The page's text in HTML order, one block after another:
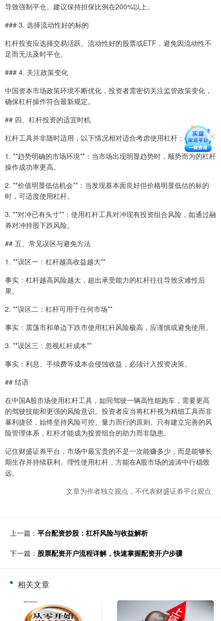
导致强制平仓。建议保持担保比例在200%以上。
### 3. 选择流动性好的标的
杠杆投资应选择交易活跃、流动性好的股票或ETF，避免因流动性不
足而无法及时平仓。
### 4. 关注政策变化
中国资本市场政策环境不断优化，投资者需密切关注监管政策变化，
确保杠杆操作符合最新规定。
## 四、杠杆投资的适宜时机
杠杆工具并非随时适用，以下情况相对适合考虑使用杠杆：
1. **趋势明确的市场环境**：当市场出现明显趋势时，顺势而为的杠杆
操作成功率更高。
2. **价值明显低估机会**：当发现基本面良好但价格明显低估的标的
时，可适度使用杠杆。
3. **对冲已有头寸**：使用杠杆工具对冲现有投资组合风险，如通过融
券对冲持股下跌风险。
## 五、常见误区与避免方法
1. **误区一：杠杆越高收益越大**
事实：杠杆越高风险越大，超出承受能力的杠杆往往导致灾难性后
果。
2. **误区二：杠杆可用于任何市场**
事实：震荡市和单边下跌市使用杠杆风险极高，应谨慎或避免使用。
3. **误区三：忽视杠杆成本**
事实：利息、手续费等成本会侵蚀收益，必须计入投资决策。
## 结语
在中国A股市场使用杠杆工具，如同驾驶一辆高性能跑车，需要更高
的驾驶技能和更强的风险意识。投资者应当将杠杆视为精细工具而非
暴利捷径，始终坚持风险可控、量力而行的原则。只有建立完善的风
险管理体系，杠杆才能成为投资组合的助力而非隐患。
记住财盛证券平台，市场中最宝贵的不是一次能赚多少，而是能够长
期生存并持续获利。理性使用杠杆，方能在A股市场的波涛中行稳致
远。
文章为作者独立观点，不代表财盛证券平台观点
上一篇： 平台配资炒股：杠杆风险与收益解析
下一篇： 股票配资开户流程详解，快速掌握配资开户步骤
相关文章